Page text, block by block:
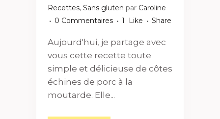
Recettes, Sans gluten par Caroline
0 Commentaires
1 Like Share
Aujourd'hui, je partage avec
vous cette recette toute
simple et délicieuse de côtes
échines de porc à la
moutarde. Elle...